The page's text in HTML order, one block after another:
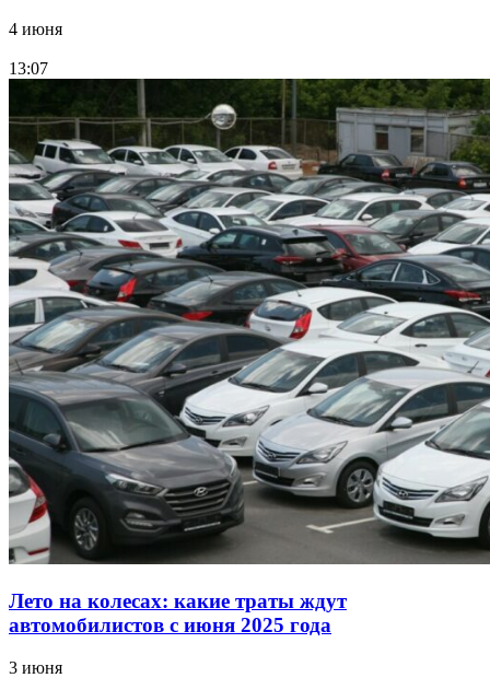
4 июня
13:07
Лето на колесах: какие траты ждут
автомобилистов с июня 2025 года
3 июня